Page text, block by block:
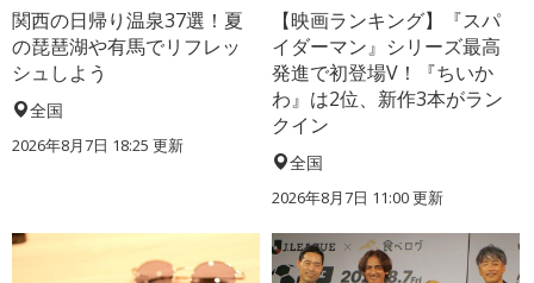
関西の日帰り温泉37選！夏
の琵琶湖や有馬でリフレッ
シュしよう
全国
2026年8月7日 18:25 更新
【映画ランキング】『スパ
イダーマン』シリーズ最高
発進で初登場V！『ちいか
わ』は2位、新作3本がラン
クイン
全国
2026年8月7日 11:00更新